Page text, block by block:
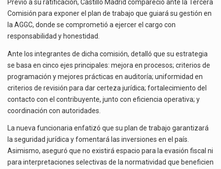
Previo a su ratificación, Castillo Madrid compareció ante la Tercera
Comisión para exponer el plan de trabajo que guiará su gestión en
la AGGC, donde se comprometió a ejercer el cargo con
responsabilidad y honestidad.
Ante los integrantes de dicha comisión, detalló que su estrategia
se basa en cinco ejes principales: mejora en procesos; criterios de
programación y mejores prácticas en auditoría; uniformidad en
criterios de revisión para dar certeza jurídica; fortalecimiento del
contacto con el contribuyente, junto con eficiencia operativa; y
coordinación con autoridades.
La nueva funcionaria enfatizó que su plan de trabajo garantizará
la seguridad jurídica y fomentará las inversiones en el país.
Asimismo, aseguró que no existirá espacio para la evasión fiscal ni
para interpretaciones selectivas de la normatividad que beneficien